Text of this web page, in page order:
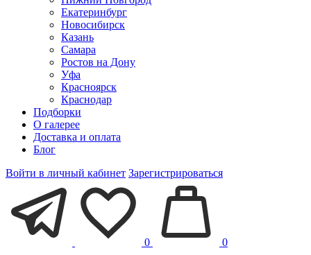
Екатеринбург
Новосибирск
Казань
Самара
Ростов на Дону
Уфа
Красноярск
Краснодар
Подборки
О галерее
Доставка и оплата
Блог
Войти в личный кабинет Зарегистрироваться
0
0